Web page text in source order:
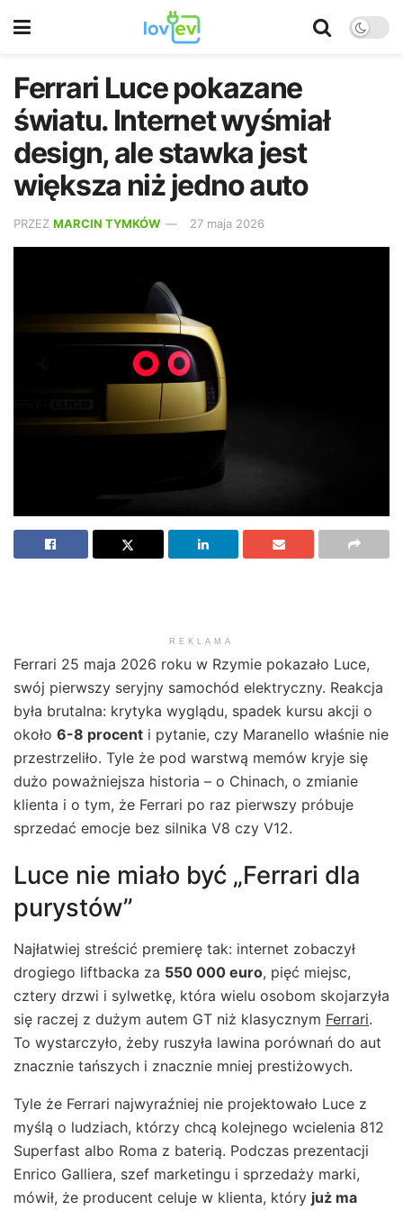
Ferrari Luce pokazane
światu. Internet wyśmiał
design, ale stawka jest
większa niż jedno auto
PRZEZ MARCIN TYMKÓW 27 maja 2026
REKLAMA
Ferrari 25 maja 2026 roku w Rzymie pokazało Luce,
swój pierwszy seryjny samochód elektryczny. Reakcja
była brutalna: krytyka wyglądu, spadek kursu akcji o
około 6-8 procent i pytanie, czy Maranello właśnie nie
przestrzeliło. Tyle że pod warstwą memów kryje się
dużo poważniejsza historia – o Chinach, o zmianie
klienta i o tym, że Ferrari po raz pierwszy próbuje
sprzedać emocje bez silnika V8 czy V12.
Luce nie miało być „Ferrari dla
purystów”
Najłatwiej streścić premierę tak: internet zobaczył
drogiego liftbacka za 550 000 euro, pięć miejsc,
cztery drzwi i sylwetkę, która wielu osobom skojarzyła
się raczej z dużym autem GT niż klasycznym Ferrari.
To wystarczyło, żeby ruszyła lawina porównań do aut
znacznie tańszych i znacznie mniej prestiżowych.
Tyle że Ferrari najwyraźniej nie projektowało Luce z
myślą o ludziach, którzy chcą kolejnego wcielenia 812
Superfast albo Roma z baterią. Podczas prezentacji
Enrico Galliera, szef marketingu i sprzedaży marki,
mówił, że producent celuje w klienta, który już ma